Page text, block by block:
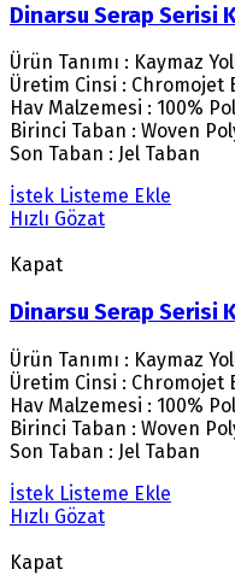
Dinarsu Serap Serisi
Ürün Tanımı : Kaymaz
Üretim Cinsi : Chromojet
Hav Malzemesi : 100%
Birinci Taban : Woven
Son Taban : Jel Taban
İstek Listeme Ekle
Hızlı Gözat
Kapat
Dinarsu Serap Serisi
Ürün Tanımı : Kaymaz
Üretim Cinsi : Chromojet
Hav Malzemesi : 100%
Birinci Taban : Woven
Son Taban : Jel Taban
İstek Listeme Ekle
Hızlı Gözat
Kapat